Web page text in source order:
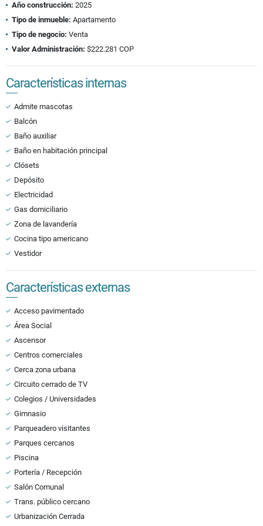
Año construcción: 2025
Tipo de inmueble: Apartamento
Tipo de negocio: Venta
Valor Administración: $222.281 COP
Características internas
Admite mascotas
Balcón
Baño auxiliar
Baño en habitación principal
Clósets
Depósito
Electricidad
Gas domiciliario
Zona de lavandería
Cocina tipo americano
Vestidor
Características externas
Acceso pavimentado
Área Social
Ascensor
Centros comerciales
Cerca zona urbana
Circuito cerrado de TV
Colegios / Universidades
Gimnasio
Parqueadero visitantes
Parques cercanos
Piscina
Portería / Recepción
Salón Comunal
Trans. público cercano
Urbanización Cerrada